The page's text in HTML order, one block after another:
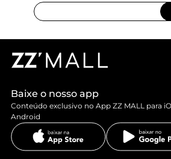
Baixe o nosso app
Conteúdo exclusivo no App ZZ MALL para
Android